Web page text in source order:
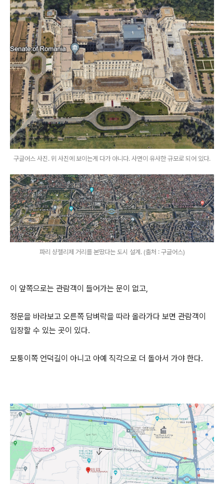
구글어스 사진. 위 사진에 보이는게 다가 아니다. 사면이 유사한 규모로 되어 있다.
파리 샹젤리제 거리를 본땄다는 도시 설계. (출처 : 구글어스)
이 앞쪽으로는 관람객이 들어가는 문이 없고,
정문을 바라보고 오른쪽 담벼락을 따라 올라가다 보면 관람객이
입장할 수 있는 곳이 있다.
모퉁이쪽 언덕길이 아니고 아예 직각으로 더 돌아서 가야 한다.